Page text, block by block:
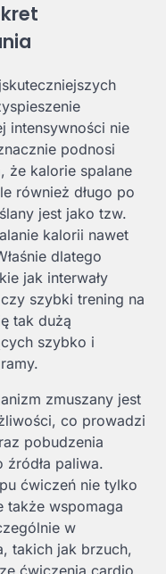
intensywności nie
podnosi
że kalorie spalane
również długo po
jest jako tzw.
kalorii nawet
dlatego
jak interwały
szybki trening na
tak dużą
szybko i
zmuszany jest
co prowadzi
pobudzenia
źródła paliwa.
ćwiczeń nie tylko
także wspomaga
w
takich jak brzuch,
ćwiczenia cardio